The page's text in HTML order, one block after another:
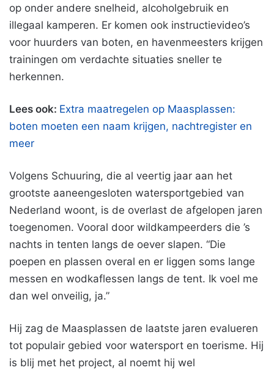
op onder andere snelheid, alcoholgebruik en
illegaal kamperen. Er komen ook instructievideo’s
voor huurders van boten, en havenmeesters krijgen
trainingen om verdachte situaties sneller te
herkennen.
Lees ook: Extra maatregelen op Maasplassen:
boten moeten een naam krijgen, nachtregister en
meer
Volgens Schuuring, die al veertig jaar aan het
grootste aaneengesloten watersportgebied van
Nederland woont, is de overlast de afgelopen jaren
toegenomen. Vooral door wildkampeerders die ’s
nachts in tenten langs de oever slapen. “Die
poepen en plassen overal en er liggen soms lange
messen en wodkaflessen langs de tent. Ik voel me
dan wel onveilig, ja.”
Hij zag de Maasplassen de laatste jaren evalueren
tot populair gebied voor watersport en toerisme. Hij
is blij met het project, al noemt hij wel